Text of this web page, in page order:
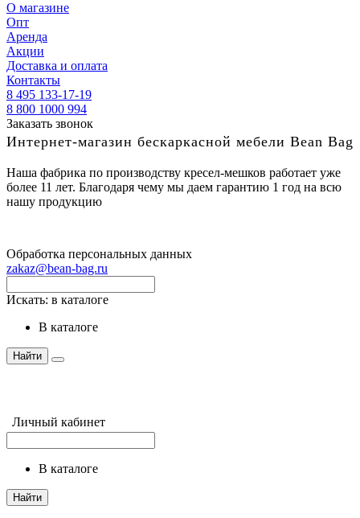
О магазине
Опт
Аренда
Акции
Доставка и оплата
Контакты
8 495 133-17-19
8 800 1000 994
Заказать звонок
Интернет-магазин бескаркасной мебели Bean Bag
Наша фабрика по производству кресел-мешков работает уже
более 11 лет. Благодаря чему мы даем гарантию 1 год на всю
нашу продукцию
Обработка персональных данных
zakaz@bean-bag.ru
Искать: в каталоге
в каталоге
Найти
Личный кабинет
в каталоге
Найти